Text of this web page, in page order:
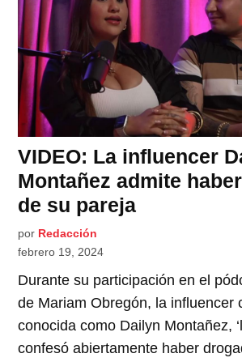
VIDEO: La influencer
Montañez admite
de su pareja
por Redacción
febrero 19, 2024
Durante su participación en el
de Mariam Obregón, la influencer
conocida como Dailyn Montañez,
confesó abiertamente haber